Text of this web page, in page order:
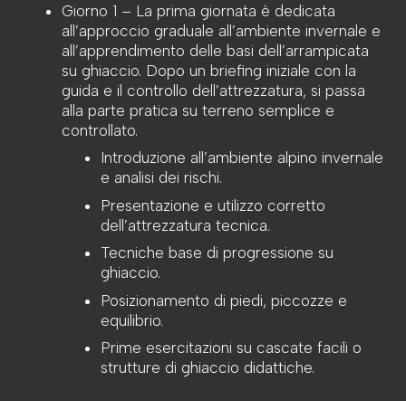
Giorno 1 – La prima giornata è dedicata
all’approccio graduale all’ambiente invernale e
all’apprendimento delle basi dell’arrampicata
su ghiaccio. Dopo un briefing iniziale con la
guida e il controllo dell’attrezzatura, si passa
alla parte pratica su terreno semplice e
controllato.
Introduzione all’ambiente alpino invernale
e analisi dei rischi.
Presentazione e utilizzo corretto
dell’attrezzatura tecnica.
Tecniche base di progressione su
ghiaccio.
Posizionamento di piedi, piccozze e
equilibrio.
Prime esercitazioni su cascate facili o
strutture di ghiaccio didattiche.